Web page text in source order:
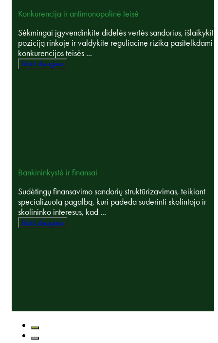
Konkurencija ir antimonopolinė teisė
Sėkmingai įgyvendinkite didelės vertės sandorius, išlaikykite
poziciją rinkoje ir valdykite reguliacinę riziką pasitelkdami
konkurencijos teisės ...
Ištirti daugiau
Bankininkystė ir finansai
Sudėtingų finansavimo sandorių struktūrizavimas, teikiant
specializuotą pagalbą, kuri padeda suderinti skolintojo ir
skolininko interesus, kad ...
Ištirti daugiau